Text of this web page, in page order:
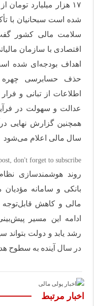
۱۷ هزار میلیارد
شده است سبحانیان با
سلامت مالی کشور
اقتصادی با سازمان
اهداف بودجه‌ای شده
حذف حسابرسی چهره
اطلاعات از تبانی و
عدالت و سهولت در
همچنین گزارش نهایی
سال مالی اعلام می‌شود
don't forget to subscribe!
روند هوشمندسازی نظام
بانکی و سامانه
مالی و کاهش
ادامه این مسیر
رشد یابد و دولت بتواند
در سال آینده به سطوح
اخبار مرتبط